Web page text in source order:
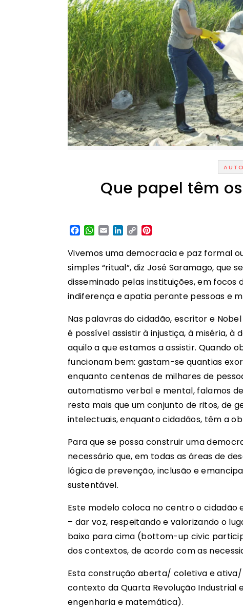
Que papel têm
Facebook
WhatsApp
EmailLinkedIn
Copy
Vivemos uma democracia e paz formal
simples “ritual”, diz José Saramago, que
disseminado pelas instituições, em focos
indiferença e apatia perante pessoas e
Nas palavras do cidadão, escritor e
é possível assistir à injustiça, à miséria,
aquilo a que estamos a assistir. Quando
funcionam bem: gastam-se quantias
enquanto centenas de milhares de
automatismo verbal e mental, falamos
resta mais que um conjunto de ritos, de
intelectuais, enquanto cidadãos, têm a
Para que se possa construir uma
necessário que, em todas as áreas de
lógica de prevenção, inclusão e
sustentável.
Este modelo coloca no centro o cidadão
– dar voz, respeitando e valorizando o
baixo para cima (bottom-up civic
dos contextos, de acordo com as
Esta construção aberta/ coletiva e
contexto da Quarta Revolução Industrial
engenharia e matemática).